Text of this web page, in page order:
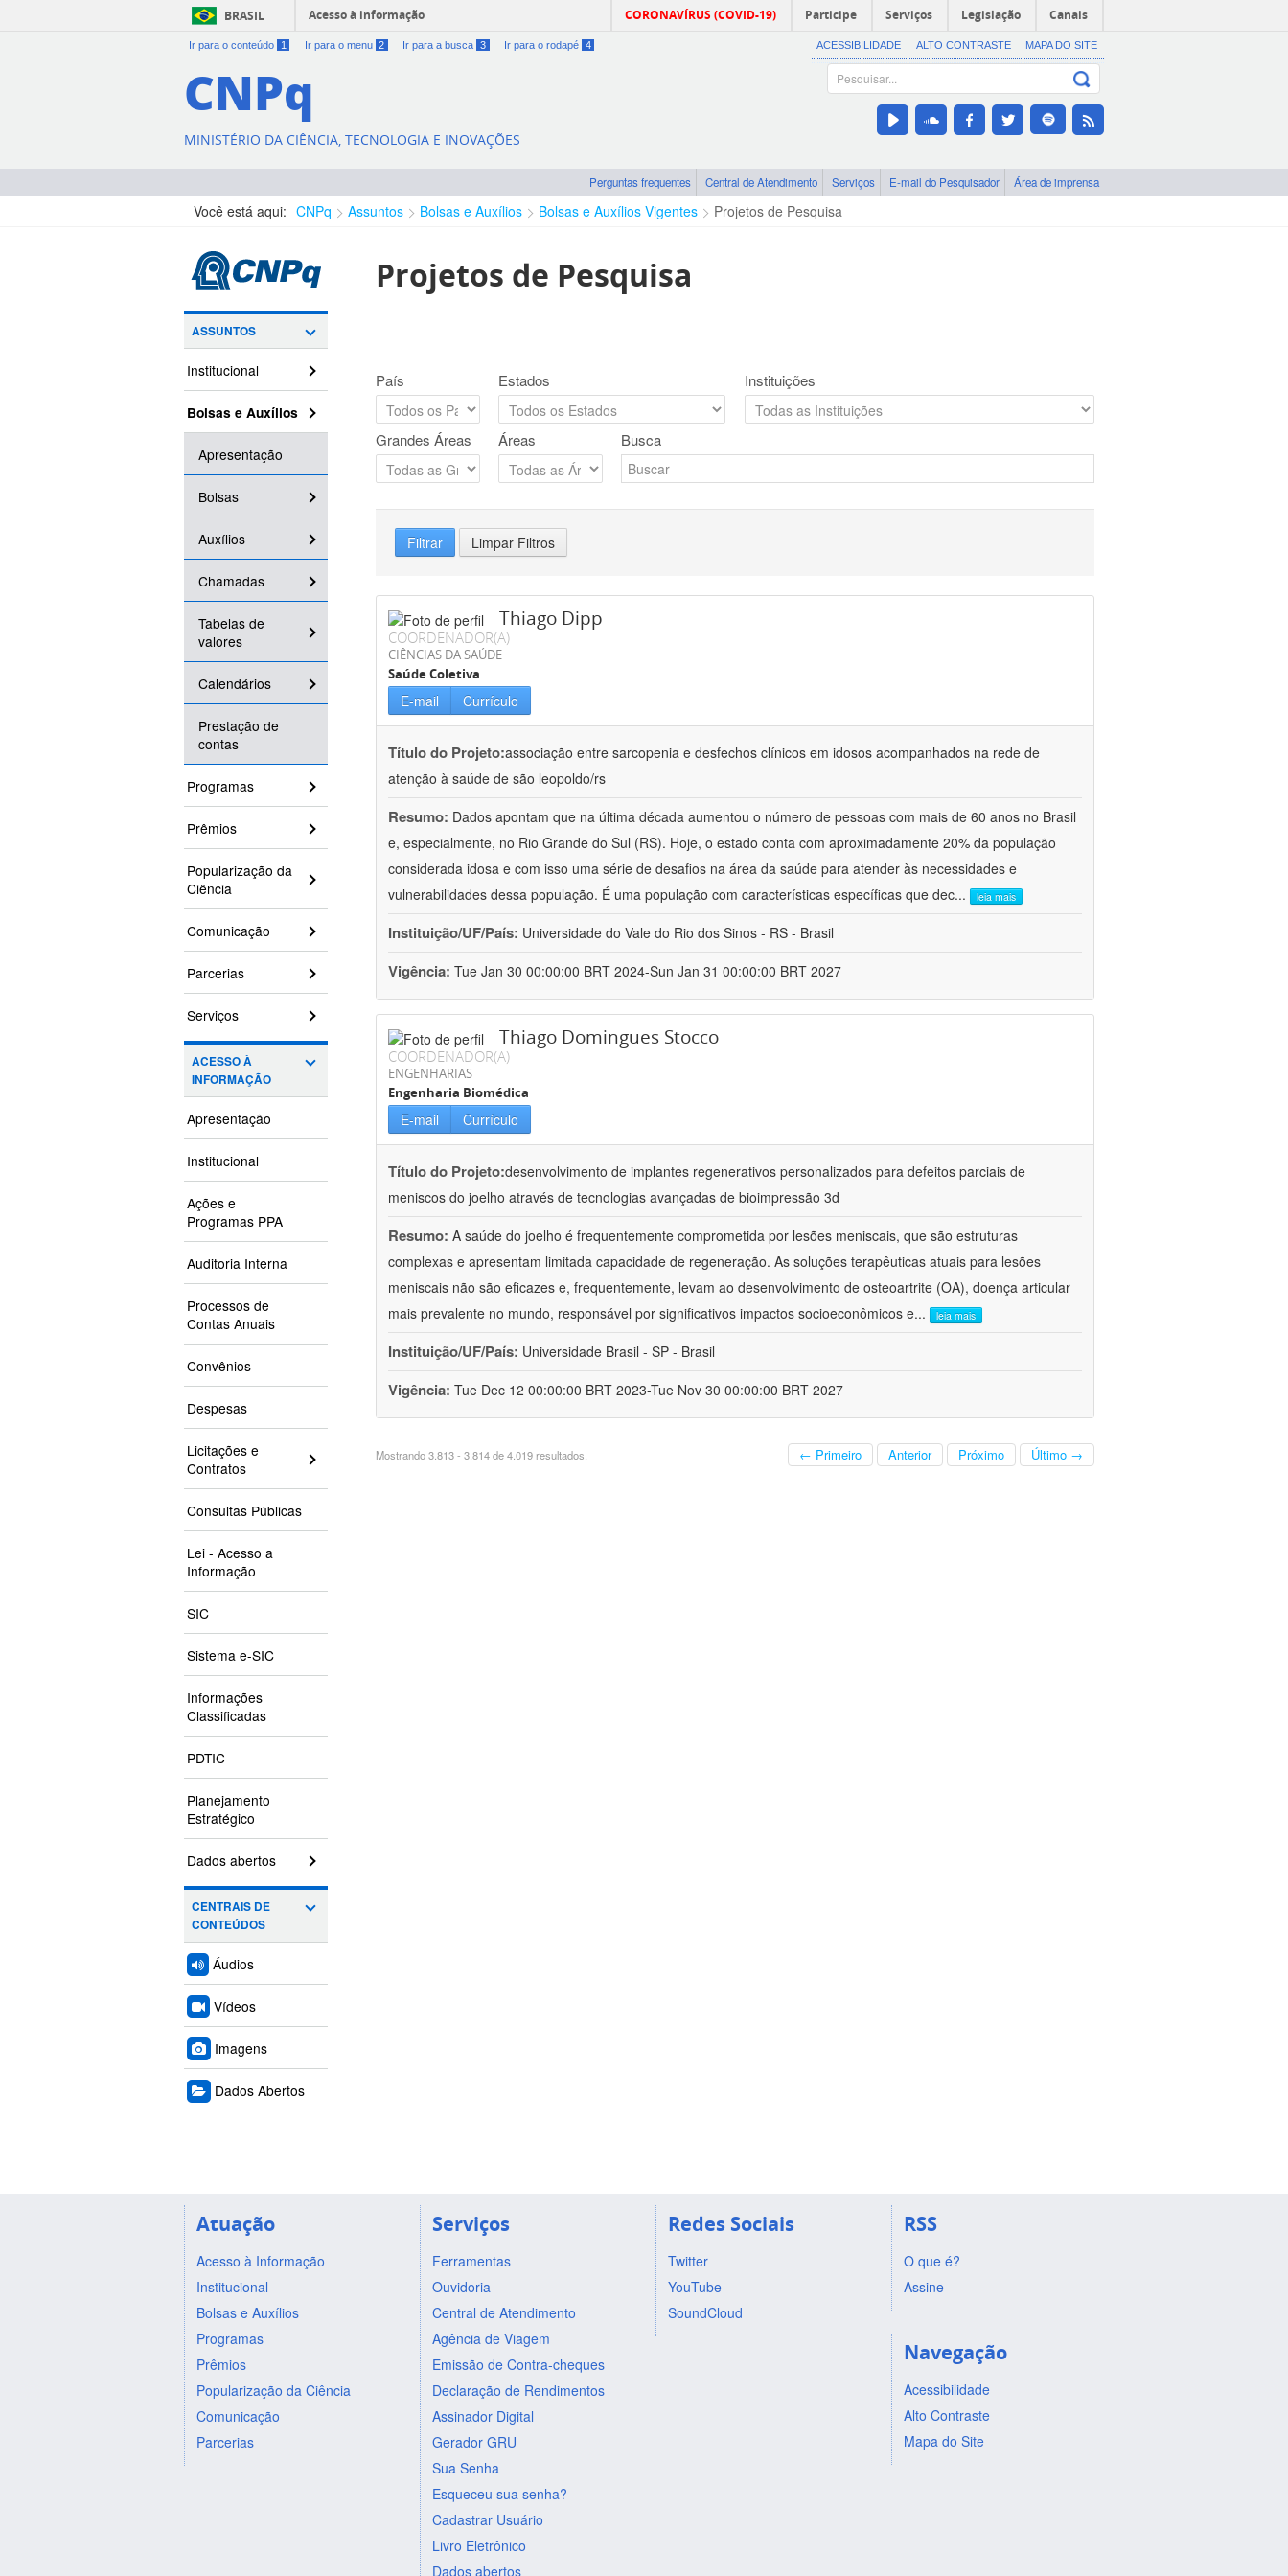
BRASIL Acesso à informação CORONAVÍRUS (COVID-19) Participe Serviços Legislação Canais
Ir para o conteúdo 1 Ir para o menu 2 Ir para a busca 3 Ir para o rodapé 4 ACESSIBILIDADE ALTO CONTRASTE MAPA DO SITE
CNPq
MINISTÉRIO DA CIÊNCIA, TECNOLOGIA E INOVAÇÕES
Perguntas frequentes Central de Atendimento Serviços E-mail do Pesquisador Área de imprensa
Você está aqui: CNPq Assuntos Bolsas e Auxílios Bolsas e Auxílios Vigentes Projetos de Pesquisa
ASSUNTOS
Institucional
Bolsas e Auxílios
Apresentação
Bolsas
Auxílios
Chamadas
Tabelas de
valores
Calendários
Prestação de
contas
Programas
Prêmios
Popularização da
Ciência
Comunicação
Parcerias
Serviços
ACESSO À
INFORMAÇÃO
Apresentação
Institucional
Ações e
Programas PPA
Auditoria Interna
Processos de
Contas Anuais
Convênios
Despesas
Licitações e
Contratos
Consultas Públicas
Lei - Acesso a
Informação
SIC
Sistema e-SIC
Informações
Classificadas
PDTIC
Planejamento
Estratégico
Dados abertos
CENTRAIS DE
CONTEÚDOS
Áudios
Vídeos
Imagens
Dados Abertos
Projetos de Pesquisa
País Estados Instituições
Grandes Áreas Áreas Busca
Filtrar Limpar Filtros
Thiago Dipp
COORDENADOR(A)
CIÊNCIAS DA SAÚDE
Saúde Coletiva
E-mail Currículo
Título do Projeto:associação entre sarcopenia e desfechos clínicos em idosos acompanhados na rede de
atenção à saúde de são leopoldo/rs
Resumo: Dados apontam que na última década aumentou o número de pessoas com mais de 60 anos no Brasil
e, especialmente, no Rio Grande do Sul (RS). Hoje, o estado conta com aproximadamente 20% da população
considerada idosa e com isso uma série de desafios na área da saúde para atender às necessidades e
vulnerabilidades dessa população. É uma população com características específicas que dec... leia mais
Instituição/UF/País: Universidade do Vale do Rio dos Sinos - RS - Brasil
Vigência: Tue Jan 30 00:00:00 BRT 2024-Sun Jan 31 00:00:00 BRT 2027
Thiago Domingues Stocco
COORDENADOR(A)
ENGENHARIAS
Engenharia Biomédica
E-mail Currículo
Título do Projeto:desenvolvimento de implantes regenerativos personalizados para defeitos parciais de
meniscos do joelho através de tecnologias avançadas de bioimpressão 3d
Resumo: A saúde do joelho é frequentemente comprometida por lesões meniscais, que são estruturas
complexas e apresentam limitada capacidade de regeneração. As soluções terapêuticas atuais para lesões
meniscais não são eficazes e, frequentemente, levam ao desenvolvimento de osteoartrite (OA), doença articular
mais prevalente no mundo, responsável por significativos impactos socioeconômicos e... leia mais
Instituição/UF/País: Universidade Brasil - SP - Brasil
Vigência: Tue Dec 12 00:00:00 BRT 2023-Tue Nov 30 00:00:00 BRT 2027
Mostrando 3.813 - 3.814 de 4.019 resultados. ← Primeiro Anterior Próximo Último →
Atuação
Acesso à Informação
Institucional
Bolsas e Auxílios
Programas
Prêmios
Popularização da Ciência
Comunicação
Parcerias
Serviços
Ferramentas
Ouvidoria
Central de Atendimento
Agência de Viagem
Emissão de Contra-cheques
Declaração de Rendimentos
Assinador Digital
Gerador GRU
Sua Senha
Esqueceu sua senha?
Cadastrar Usuário
Livro Eletrônico
Dados abertos
Redes Sociais
Twitter
YouTube
SoundCloud
RSS
O que é?
Assine
Navegação
Acessibilidade
Alto Contraste
Mapa do Site